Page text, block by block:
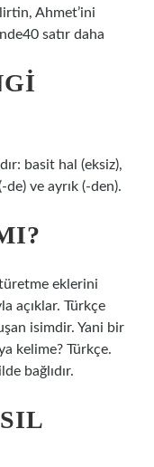
Ahmet’ini
satır daha
basit hal (eksiz),
ve ayrık (-den).
eklerini
açıklar. Türkçe
isimdir. Yani bir
kelime? Türkçe.
bağlıdır.